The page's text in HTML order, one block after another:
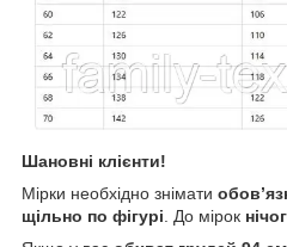
Шановні клієнти!
Мірки необхідно знімати
щільно по фігурі . До мірок